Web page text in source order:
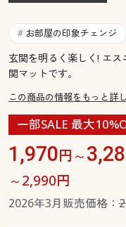
お気に入り
サポート
ご利用ガイド
よくある質問とお問
ご利用ガイド
# お部屋の印象チェンジ
玄関を明るく楽しく! エ
関マットです。
この商品の情報をもっと詳
一部SALE 最大
1,970円～
～2,990円
2026年3月販売価格：